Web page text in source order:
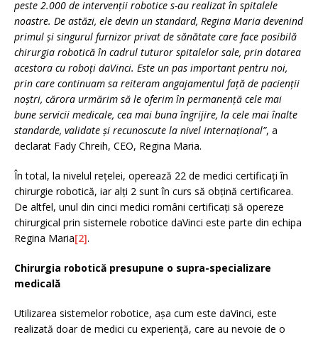
peste 2.000 de intervenții robotice s-au realizat în spitalele
noastre. De astăzi, ele devin un standard, Regina Maria devenind
primul și singurul furnizor privat de sănătate care face posibilă
chirurgia robotică în cadrul tuturor spitalelor sale, prin dotarea
acestora cu roboți daVinci. Este un pas important pentru noi,
prin care continuam sa reiteram angajamentul față de pacienții
noștri, cărora urmărim să le oferim în permanență cele mai
bune servicii medicale, cea mai buna îngrijire, la cele mai înalte
standarde, validate și recunoscute la nivel internațional”, a
declarat Fady Chreih, CEO, Regina Maria.
În total, la nivelul rețelei, operează 22 de medici certificați în
chirurgie robotică, iar alți 2 sunt în curs să obțină certificarea.
De altfel, unul din cinci medici români certificați să opereze
chirurgical prin sistemele robotice daVinci este parte din echipa
Regina Maria[2].
Chirurgia robotică presupune o supra-specializare
medicală
Utilizarea sistemelor robotice, așa cum este daVinci, este
realizată doar de medici cu experiență, care au nevoie de o